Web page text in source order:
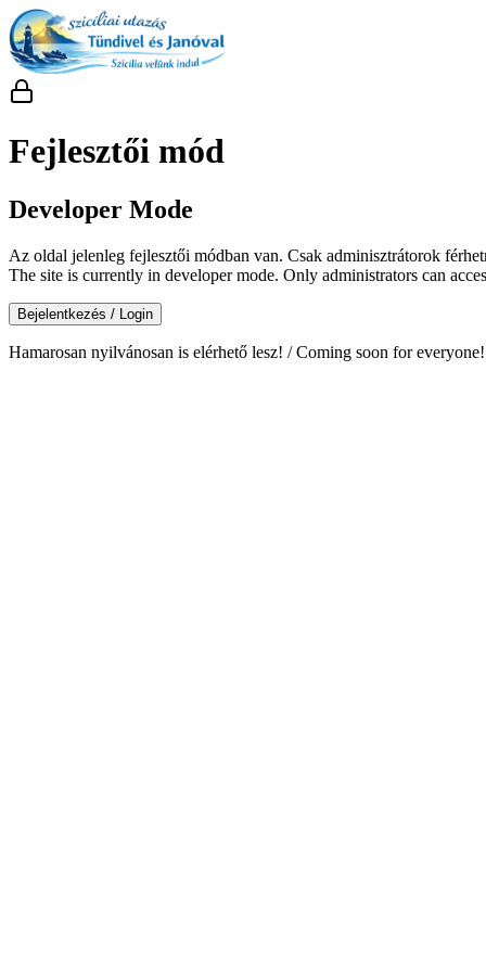
Fejlesztői mód
Developer Mode
Az oldal jelenleg fejlesztői módban van. Csak adminisztrátorok
The site is currently in developer mode. Only administrators can
Bejelentkezés / Login
Hamarosan nyilvánosan is elérhető lesz! / Coming soon for everyone!